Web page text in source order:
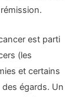
est parti
(les
et certains
égards. Un